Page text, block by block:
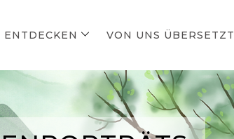
ENTDECKEN VON UNS ÜBERSETZT